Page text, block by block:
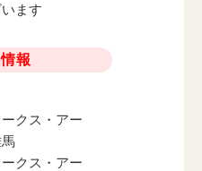
ます
報
クス・アー
クス・アー